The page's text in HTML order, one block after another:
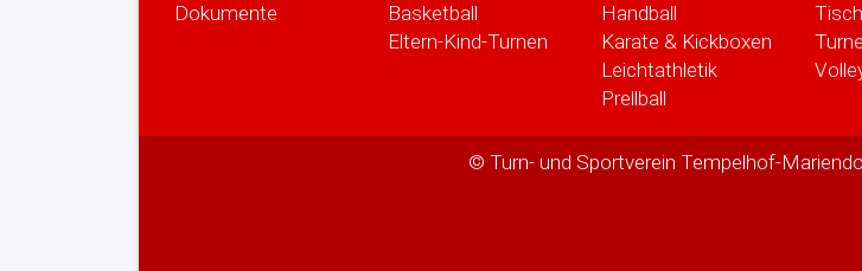
Dokumente
Basketball
Eltern-Kind-Turnen
Handball
Karate & Kickboxen
Leichtathletik
Prellball
© Turn- und Sportverein Tempelhof-